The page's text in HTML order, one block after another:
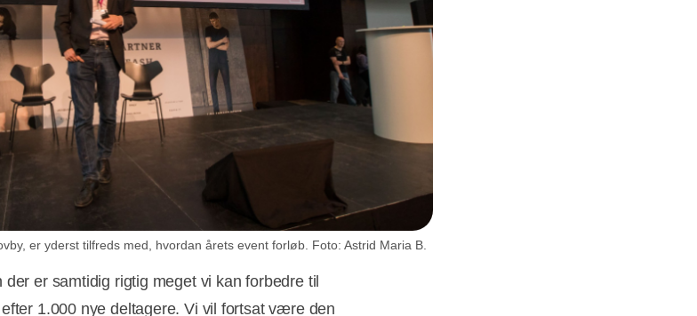
er yderst tilfreds med, hvordan årets event forløb. Foto: Astrid Maria B.
der er samtidig rigtig meget vi kan forbedre til
1.000 nye deltagere. Vi vil fortsat være den